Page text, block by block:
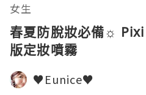
女生
春夏防脫妝必備☼
版定妝噴霧
♥Eunice♥